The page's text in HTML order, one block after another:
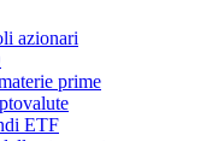
azionari
prime
ETF